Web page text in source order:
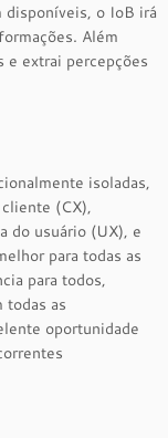
disponíveis, o IoB irá
Além
e extrai percepções
isoladas,
(CX),
do usuário (UX), e
para todas as
para todos,
todas as
oportunidade